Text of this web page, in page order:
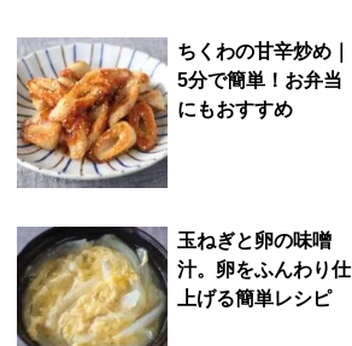
ちくわの甘辛炒め｜
5分で簡単！お弁当
にもおすすめ
玉ねぎと卵の味噌
汁。卵をふんわり仕
上げる簡単レシピ